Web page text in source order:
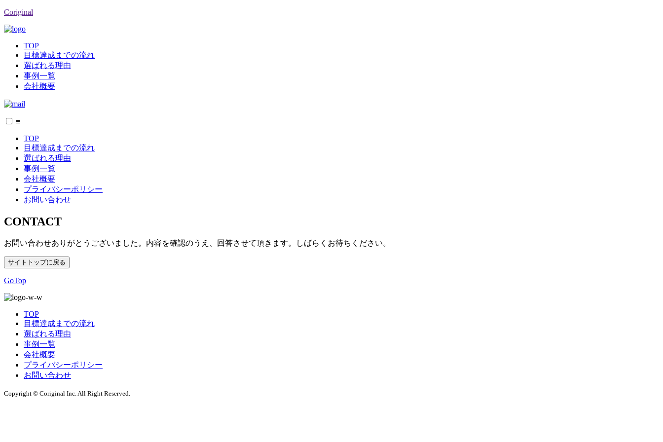
Coriginal
TOP
目標達成までの流れ
選ばれる理由
事例一覧
会社概要
≡
TOP
目標達成までの流れ
選ばれる理由
事例一覧
会社概要
プライバシーポリシー
お問い合わせ
CONTACT
お問い合わせありがとうございました。 内容を確認のうえ、回答させて頂きます。 しばらくお待ちください。
サイトトップに戻る
GoTop
TOP
目標達成までの流れ
選ばれる理由
事例一覧
会社概要
プライバシーポリシー
お問い合わせ
Copyright © Coriginal Inc. All Right Reserved.